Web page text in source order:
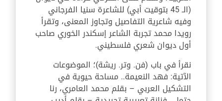
(الـ 45 بتوقيت أبي) للشاعرة سنيا الفرجاني
وفيه شاعرية التفاصيل وتجاوز المعنى، وتقرأ
رويدا محمد تجربة الشاعر إسكندر الخوري صاحب
أول ديوان شعري فلسطيني.
نقرأ في باب (فن. وتر. ريشة)؛ الموضوعات
الآتية: فهد النعيمة.. مساحة حيوية في
التشكيل العربي – بقلم محمد العامري، رنا